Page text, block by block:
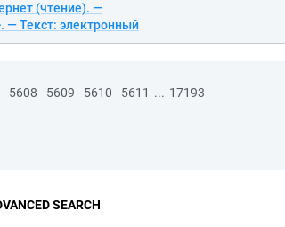
(чтение). —
— Текст: электронный
5608 5609 5610 5611 ... 17193
SEARCH